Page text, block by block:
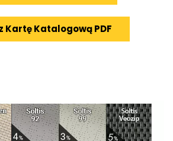
Kartę Katalogową PDF